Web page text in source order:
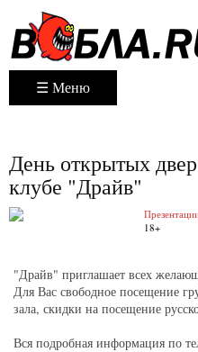
☰ Меню
День открытых
клубе "Драйв"
18+
"Драйв" приглашает всех
Для Вас свободное посещение
зала, скидки на посещение
Вся подробная информация по